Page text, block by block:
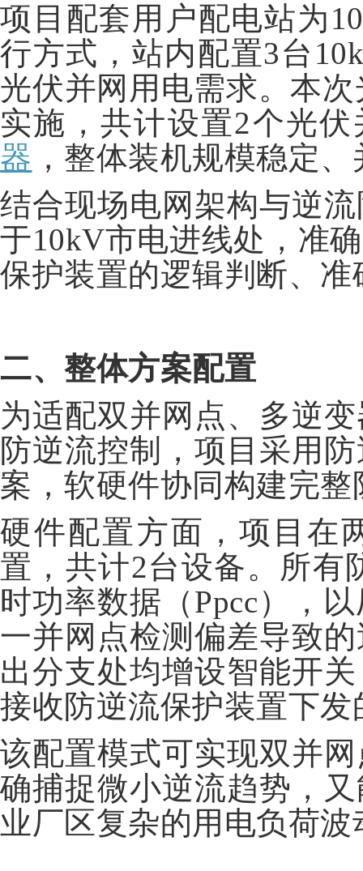
项目配套用户配电站为
行方式，站内配置3台
光伏并网用电需求。本
实施，共计设置2个光
器 ，整体装机规模稳定
结合现场电网架构与逆
于10kV市电进线处，准
保护装置的逻辑判断、
二、整体方案配置
为适配双并网点、多逆
防逆流控制，项目采用
案，软硬件协同构建完整
硬件配置方面，项目在
置，共计2台设备。所有
时功率数据（Ppcc），
一并网点检测偏差导致
出分支处均增设智能开
接收防逆流保护装置下
该配置模式可实现双并
确捕捉微小逆流趋势，
业厂区复杂的用电负荷波